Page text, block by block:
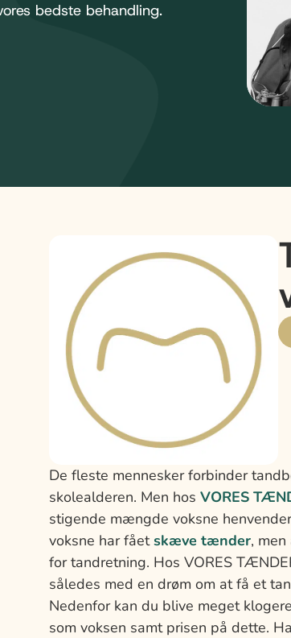
bedste behandling.
De fleste mennesker forbinder
skolealderen. Men hos VORES
stigende mængde voksne
voksne har fåetskæve tænder,
for tandretning. Hos VORES
således med en drøm om at få et
Nedenfor kan du blive meget
som voksen samt prisen på dette.